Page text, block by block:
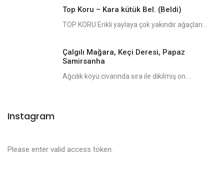
Top Koru – Kara kütük Bel. (Beldi)
TOP KORU Erikli yaylaya çok yakındır ağaçları...
Çalgılı Mağara, Keçi Deresi, Papaz
Samirsanha
Ağcılık köyü civarında sıra ile dikilmiş on...
Instagram
Please enter valid access token.